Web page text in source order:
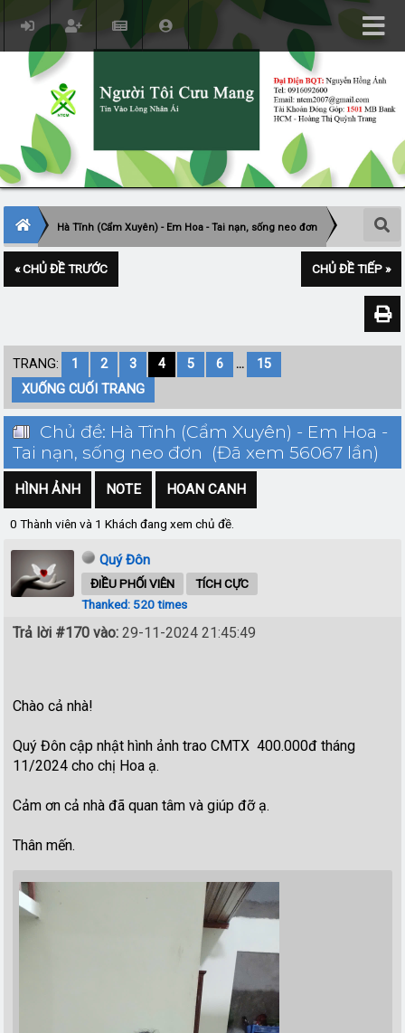
Hà Tĩnh (Cẩm Xuyên) - Em Hoa - Tai nạn, sống neo đơn
« CHỦ ĐỀ TRƯỚC CHỦ ĐỀ TIẾP »
TRANG: 1 2 3 4 5 6 ...
15
XUỐNG CUỐI TRANG
Chủ đề: Hà Tĩnh (Cẩm Xuyên) - Em Hoa -
Tai nạn, sống neo đơn (Đã xem 56067 lần)
HÌNH ẢNH NOTE HOAN CANH
0 Thành viên và 1 Khách đang xem chủ đề.
Quý Đôn
ĐIỀU PHỐI VIÊN
TÍCH CỰC
Thanked: 520 times
Trả lời #170 vào: 29-11-2024 21:45:49
Chào cả nhà!
Quý Đôn cập nhật hình ảnh trao CMTX 400.000đ tháng
11/2024 cho chị Hoa ạ.
Cảm ơn cả nhà đã quan tâm và giúp đỡ ạ.
Thân mến.